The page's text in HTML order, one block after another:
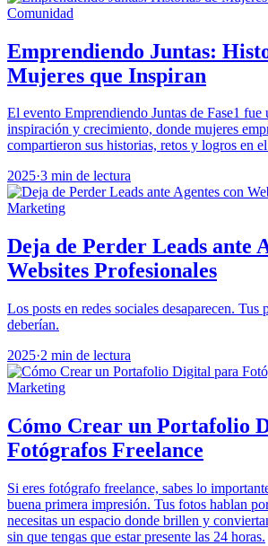
Comunidad
Emprendiendo Juntas:
Mujeres que Inspiran
El evento Emprendiendo Juntas de Fase1 fue
inspiración y crecimiento, donde mujeres
compartieron sus historias, retos y logros en
2025·3 min de lectura
Marketing
Deja de Perder Leads ante
Websites Profesionales
Los posts en redes sociales desaparecen. Tus
deberían.
2025·2 min de lectura
Marketing
Cómo Crear un Portafolio
Fotógrafos Freelance
Si eres fotógrafo freelance, sabes lo
buena primera impresión. Tus fotos hablan
necesitas un espacio donde brillen y
sin que tengas que estar presente las 24 horas.